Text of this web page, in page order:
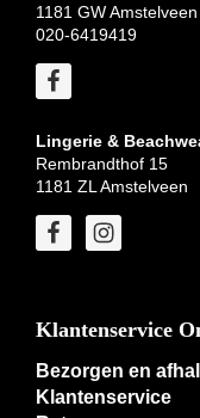
1181 GW Amstelveen
020-6419419
Lingerie &
Rembrandthof 15
1181 ZL Amstelveen
Klantenservice
Bezorgen en
Klantenservice